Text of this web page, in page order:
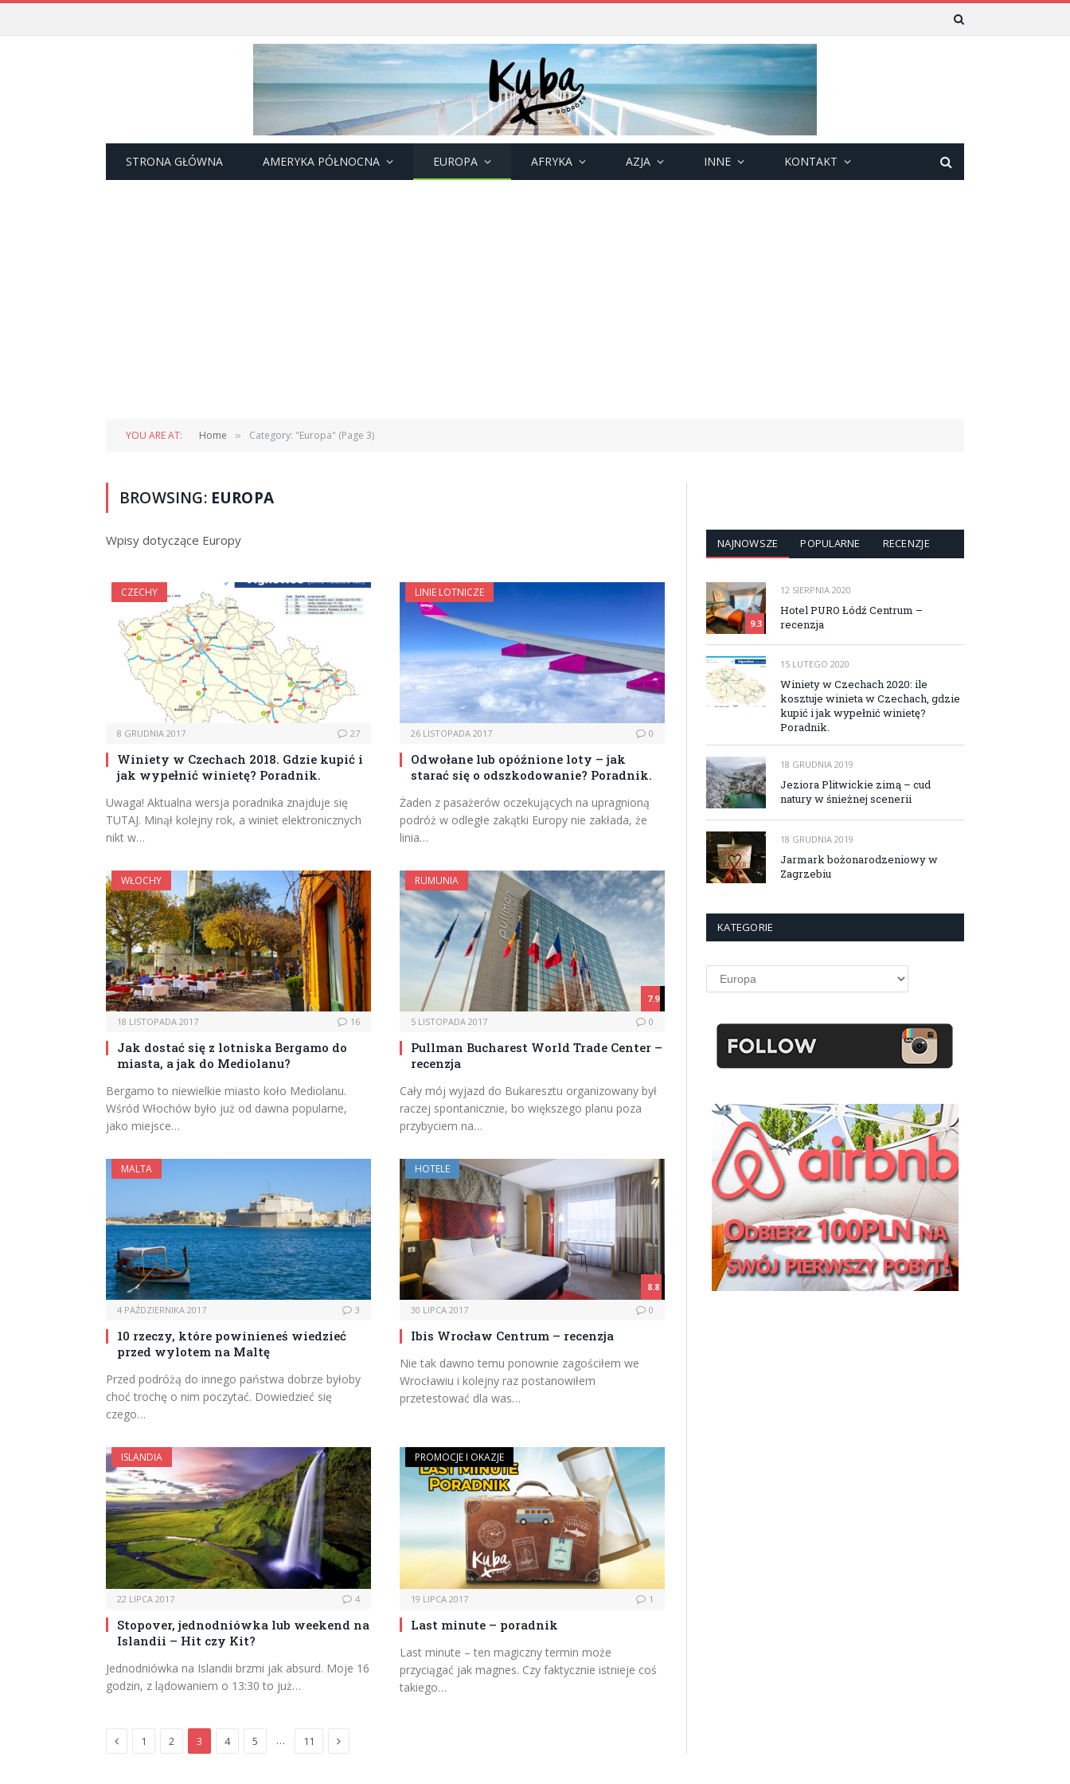
STRONA GŁÓWNA AMERYKA PÓŁNOCNA EUROPA AFRYKA AZJA INNE KONTAKT
YOU ARE AT: Home » Category: "Europa" (Page 3)
BROWSING: EUROPA
Wpisy dotyczące Europy
CZECHY
8 GRUDNIA 2017 27
Winiety w Czechach 2018. Gdzie kupić i
jak wypełnić winietę? Poradnik.
Uwaga! Aktualna wersja poradnika znajduje się
TUTAJ. Minął kolejny rok, a winiet elektronicznych
nikt w…
LINIE LOTNICZE
26 LISTOPADA 2017 0
Odwołane lub opóźnione loty – jak
starać się o odszkodowanie? Poradnik.
Żaden z pasażerów oczekujących na upragnioną
podróż w odległe zakątki Europy nie zakłada, że
linia…
WŁOCHY
18 LISTOPADA 2017 16
Jak dostać się z lotniska Bergamo do
miasta, a jak do Mediolanu?
Bergamo to niewielkie miasto koło Mediolanu.
Wśród Włochów było już od dawna popularne,
jako miejsce…
7.9
RUMUNIA
5 LISTOPADA 2017 0
Pullman Bucharest World Trade Center –
recenzja
Cały mój wyjazd do Bukaresztu organizowany był
raczej spontanicznie, bo większego planu poza
przybyciem na…
MALTA
4 PAŹDZIERNIKA 2017 3
10 rzeczy, które powinieneś wiedzieć
przed wylotem na Maltę
Przed podróżą do innego państwa dobrze byłoby
choć trochę o nim poczytać. Dowiedzieć się
czego…
8.8
HOTELE
30 LIPCA 2017 0
Ibis Wrocław Centrum – recenzja
Nie tak dawno temu ponownie zagościłem we
Wrocławiu i kolejny raz postanowiłem
przetestować dla was…
ISLANDIA
22 LIPCA 2017 4
Stopover, jednodniówka lub weekend na
Islandii – Hit czy Kit?
Jednodniówka na Islandii brzmi jak absurd. Moje 16
godzin, z lądowaniem o 13:30 to już…
PROMOCJE I OKAZJE
19 LIPCA 2017 1
Last minute – poradnik
Last minute – ten magiczny termin może
przyciągać jak magnes. Czy faktycznie istnieje coś
takiego…
Previous
1 2 3 4 5 … 11 Next
NAJNOWSZE POPULARNE RECENZJE
9.3
12 SIERPNIA 2020
Hotel PURO Łódź Centrum –
recenzja
15 LUTEGO 2020
Winiety w Czechach 2020: ile
kosztuje winieta w Czechach, gdzie
kupić i jak wypełnić winietę?
Poradnik.
18 GRUDNIA 2019
Jeziora Plitwickie zimą – cud
natury w śnieżnej scenerii
18 GRUDNIA 2019
Jarmark bożonarodzeniowy w
Zagrzebiu
KATEGORIE
Kategorie